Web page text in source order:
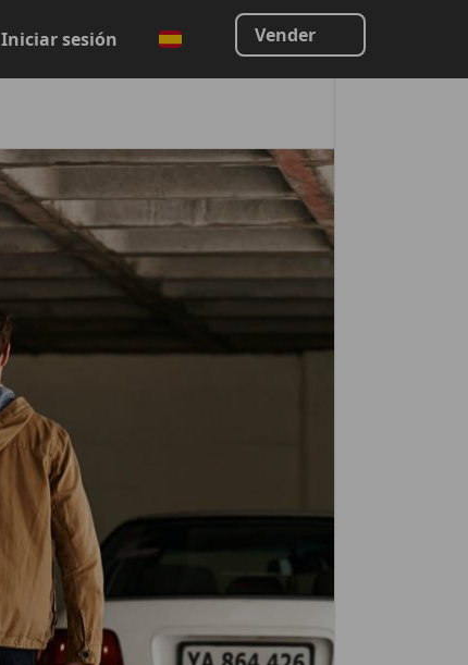
Iniciar sesión Vender